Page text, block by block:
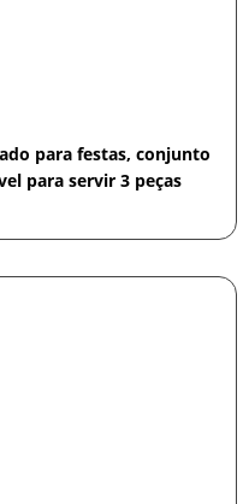
para festas, conjunto
para servir 3 peças